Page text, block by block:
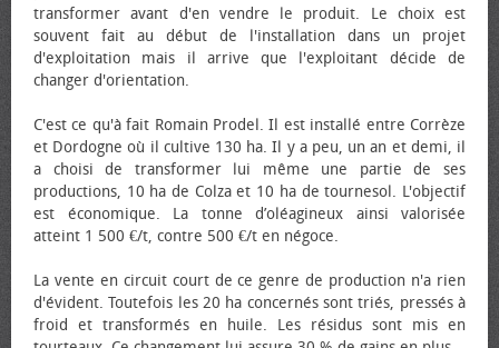
transformer avant d'en vendre le produit. Le choix est
souvent fait au début de l'installation dans un projet
d'exploitation mais il arrive que l'exploitant décide de
changer d'orientation.
C'est ce qu'à fait Romain Prodel. Il est installé entre Corrèze
et Dordogne où il cultive 130 ha. Il y a peu, un an et demi, il
a choisi de transformer lui même une partie de ses
productions, 10 ha de Colza et 10 ha de tournesol. L'objectif
est économique. La tonne d’oléagineux ainsi valorisée
atteint 1 500 €/t, contre 500 €/t en négoce.
La vente en circuit court de ce genre de production n'a rien
d'évident. Toutefois les 20 ha concernés sont triés, pressés à
froid et transformés en huile. Les résidus sont mis en